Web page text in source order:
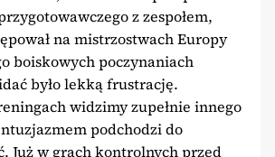
z zespołem,
na mistrzostwach Europy
boiskowych poczynaniach
było lekką frustrację.
widzimy zupełnie innego
podchodzi do
Już w grach kontrolnych przed